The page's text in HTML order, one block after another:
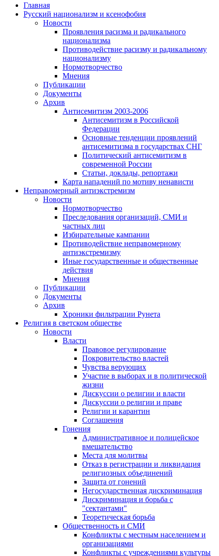
Главная
Русский национализм и ксенофобия
Новости
Проявления расизма и радикального
национализма
Противодействие расизму и радикальному
национализму
Нормотворчество
Мнения
Публикации
Документы
Архив
Антисемитизм 2003-2006
Антисемитизм в Российской
Федерации
Основные тенденции проявлений
антисемитизма в государствах СНГ
Политический антисемитизм в
современной России
Статьи, доклады, репортажи
Карта нападений по мотиву ненависти
Неправомерный антиэкстремизм
Новости
Нормотворчество
Преследования организаций, СМИ и
частных лиц
Избирательные кампании
Противодействие неправомерному
антиэкстремизму
Иные государственные и общественные
действия
Мнения
Публикации
Документы
Архив
Хроники фильтрации Рунета
Религия в светском обществе
Новости
Власти
Правовое регулирование
Покровительство властей
Чувства верующих
Участие в выборах и в политической
жизни
Дискуссии о религии и власти
Дискуссии о религии и праве
Религии и карантин
Соглашения
Гонения
Административное и полицейское
вмешательство
Места для молитвы
Отказ в регистрации и ликвидация
религиозных объединений
Защита от гонений
Негосударственная дискриминация
Дискриминация и борьба с
"сектантами"
Теоретическая борьба
Общественность и СМИ
Конфликты с местным населением и
организациями
Конфликты с учреждениями культуры